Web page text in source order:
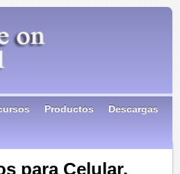
Productos Descargas
para Celular.